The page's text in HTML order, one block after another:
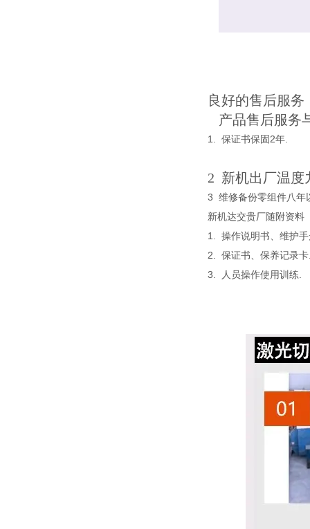
良好的售后服
产品售后服务
1. 保证书保固2年.
2 新机出厂温度
3 维修备份零组件八年
新机达交贵厂随附资料
1. 操作说明书、维护
2. 保证书、保养记录
3. 人员操作使用训练.